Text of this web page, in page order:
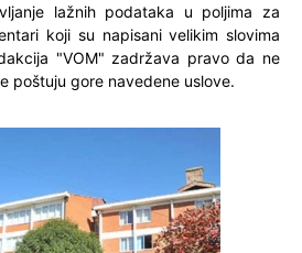
lažnih podataka u poljima za
koji su napisani velikim slovima
"VOM" zadržava pravo da ne
poštuju gore navedene uslove.